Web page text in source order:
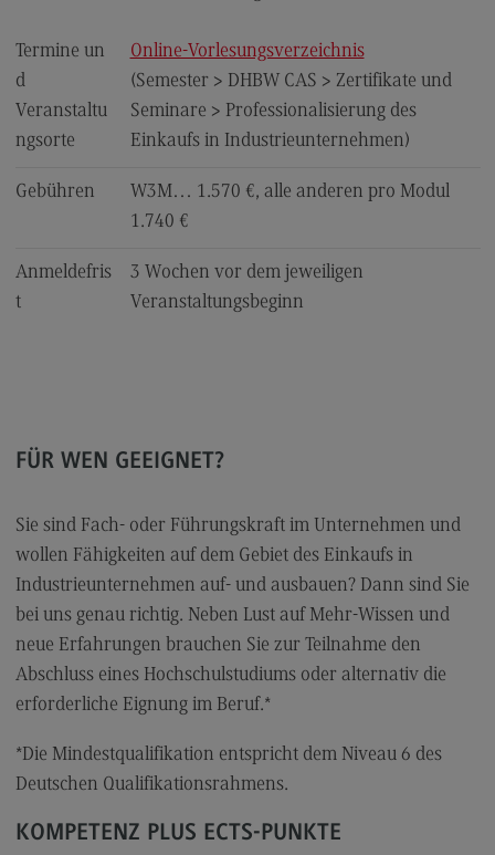
Termine un
d
Veranstaltu
ngsorte
Online-Vorlesungsverzeichnis
(Semester > DHBW CAS > Zertifikate und
Seminare > Professionalisierung des
Einkaufs in Industrieunternehmen)
Gebühren
W3M… 1.570 €, alle anderen pro Modul
1.740 €
Anmeldefris
t
3 Wochen vor dem jeweiligen
Veranstaltungsbeginn
FÜR WEN GEEIGNET?
Sie sind Fach- oder Führungskraft im Unternehmen und
wollen Fähigkeiten auf dem Gebiet des Einkaufs in
Industrieunternehmen auf- und ausbauen? Dann sind Sie
bei uns genau richtig. Neben Lust auf Mehr-Wissen und
neue Erfahrungen brauchen Sie zur Teilnahme den
Abschluss eines Hochschulstudiums oder alternativ die
erforderliche Eignung im Beruf.*
*Die Mindestqualifikation entspricht dem Niveau 6 des
Deutschen Qualifikationsrahmens.
KOMPETENZ PLUS ECTS-PUNKTE